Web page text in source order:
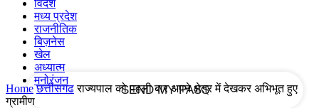
विदेश
मध्य प्रदेश
राजनीतिक
बिज़नेस
खेल
अध्यात्म
मनोरंजन
Home छत्तीसगढ राज्यपाल को पहली बार अपने क्षेत्र में देखकर अभिभूत हुए
ग्रामीण